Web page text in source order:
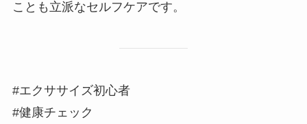
ことも立派なセルフケアです。
#エクササイズ初心者
#健康チェック